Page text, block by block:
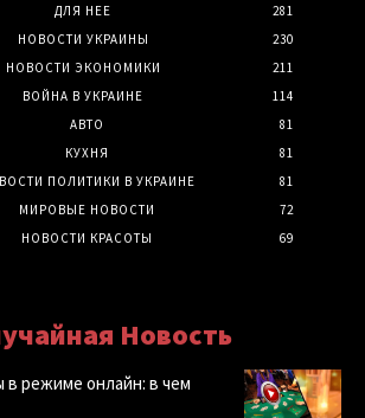
ДЛЯ НЕЕ
281
НОВОСТИ УКРАИНЫ
230
НОВОСТИ ЭКОНОМИКИ
211
ВОЙНА В УКРАИНЕ
114
АВТО
81
КУХНЯ
81
ПОЛИТИКИ В УКРАИНЕ
81
МИРОВЫЕ НОВОСТИ
72
НОВОСТИ КРАСОТЫ
69
Новость
в режиме онлайн: в чем